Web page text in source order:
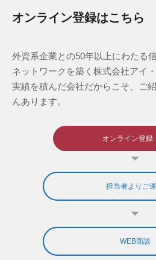
オンライン登録はこちら
外資系企業との50年以上にわたる
ネットワークを築く株式会社アイ・
実績を積んだ会社だからこそ、ご
んあります。
オンライン登録
担当者よりご
WEB面談